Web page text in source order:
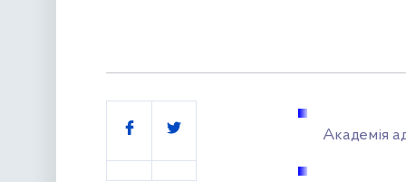
Академія
Поділитись